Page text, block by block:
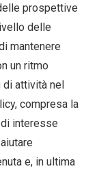
prospettive
delle
mantenere
un ritmo
di attività nel
compresa la
interesse
e, in ultima